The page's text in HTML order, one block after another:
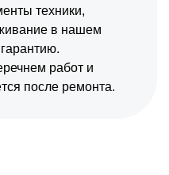
техники,
в нашем
работ и
после ремонта.